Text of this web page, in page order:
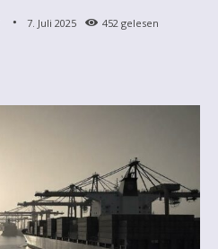
7. Juli 2025 452 gelesen